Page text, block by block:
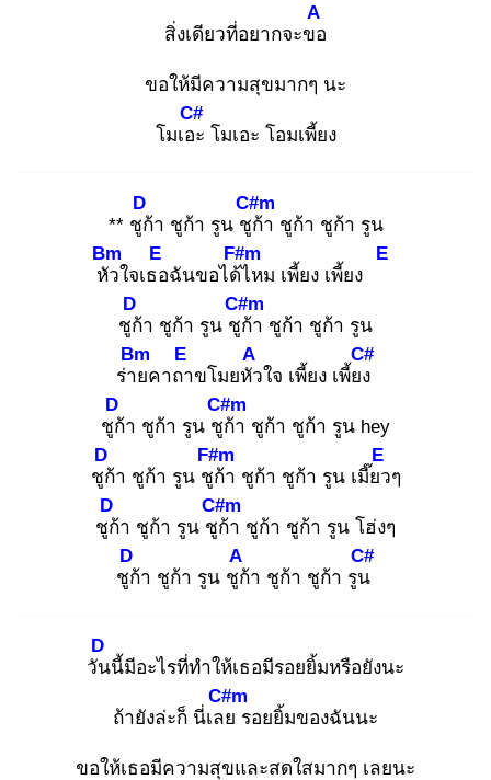
สิ่งเดียวที่อยากจะขอ
A
ขอให้มีความสุขมากๆ นะ
โมเอะ
C#
โมเอะ โอมเพี้ยง
** ชูก้
D
า ชูก้า รูน ชูก้
C#m
า ชูก้า ชูก้า รูน
หัว
Bm
ใจเธอ
E
ฉันขอได้ไ
F#m
หม เพี้ยง เพี้ยง
E
ชูก้
D
า ชูก้า รูน ชูก้
C#m
า ชูก้า ชูก้า รูน
ร่าย
Bm
คาถา
E
ขโมยหัว
A
ใจ เพี้ยง เพี้ยง
C#
ชูก้
D
า ชูก้า รูน ชูก้
C#m
า ชูก้า ชูก้า รูน hey
ชูก้
D
า ชูก้า รูน ชูก้
F#m
า ชูก้า ชูก้า รูน เมี๊ยว
E
ๆ
ชูก้
D
า ชูก้า รูน ชูก้
C#m
า ชูก้า ชูก้า รูน โฮ่งๆ
ชูก้
D
า ชูก้า รูน ชูก้
A
า ชูก้า ชูก้า รูน
C#
วัน
D
นี้มีอะไรที่ทำให้เธอมีรอยยิ้มหรือยังนะ
ถ้ายังล่ะก็ นี่เลย
C#m
รอยยิ้มของฉันนะ
ขอให้เธอมีความสุขและสดใสมากๆ เลยนะ